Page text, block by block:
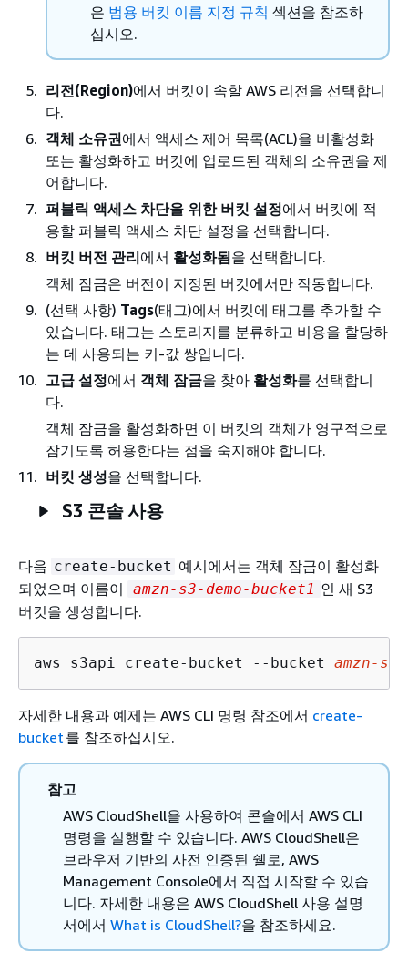
은 범용 버킷 이름 지정 규칙 섹션을 참조하
십시오.
리전(Region)에서 버킷이 속할 AWS 리전을 선택합니
다.
객체 소유권에서 액세스 제어 목록(ACL)을 비활성화
또는 활성화하고 버킷에 업로드된 객체의 소유권을 제
어합니다.
퍼블릭 액세스 차단을 위한 버킷 설정에서 버킷에 적
용할 퍼블릭 액세스 차단 설정을 선택합니다.
버킷 버전 관리에서 활성화됨을 선택합니다.
객체 잠금은 버전이 지정된 버킷에서만 작동합니다.
(선택 사항) Tags(태그)에서 버킷에 태그를 추가할 수
있습니다. 태그는 스토리지를 분류하고 비용을 할당하
는 데 사용되는 키-값 쌍입니다.
고급 설정에서 객체 잠금을 찾아 활성화를 선택합니
다.
객체 잠금을 활성화하면 이 버킷의 객체가 영구적으로
잠기도록 허용한다는 점을 숙지해야 합니다.
버킷 생성을 선택합니다.
S3 콘솔 사용
다음 create-bucket 예시에서는 객체 잠금이 활성화
되었으며 이름이
amzn-s3-demo-bucket1 인 새 S3
버킷을 생성합니다.
aws s3api create-bucket --bucket amzn-s
자세한 내용과 예제는 AWS CLI 명령 참조에서 create-
bucket 를 참조하십시오.
참고
AWS CloudShell을 사용하여 콘솔에서 AWS CLI
명령을 실행할 수 있습니다. AWS CloudShell은
브라우저 기반의 사전 인증된 쉘로, AWS
Management Console에서 직접 시작할 수 있습
니다. 자세한 내용은 AWS CloudShell 사용 설명
서에서 What is CloudShell?을 참조하세요.